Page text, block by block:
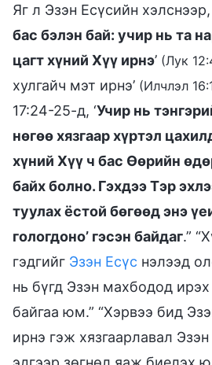
Яг л Эзэн Есүсийн хэлснээр,
бас бэлэн бай: учир нь та
цагт хүний Хүү ирнэ’ (Лук
хулгайч мэт ирнэ’ (Илчлэл
17:24-25-д, ‘Учир нь
нөгөө хязгаар хүртэл
хүний Хүү ч бас Өөрийн
байх болно. Гэхдээ Тэр
туулах ёстой бөгөөд энэ
гологдоно’ гэсэн байдаг.”
гэдгийг Эзэн Есүс нэлээд
нь бүгд Эзэн махбодод
байгаа юм.” “Хэрвээ бид
ирнэ гэж хязгаарлавал